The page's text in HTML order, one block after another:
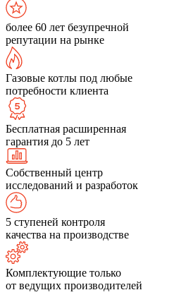
более 60 лет безупречной
репутации на рынке
Газовые котлы под любые
потребности клиента
Бесплатная расширенная
гарантия до 5 лет
Собственный центр
исследований и разработок
5 ступеней контроля
качества на производстве
Комплектующие только
от ведущих производителей